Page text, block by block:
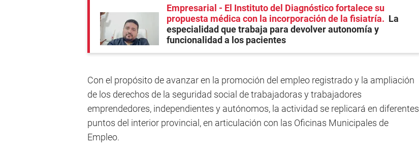
Empresarial - El Instituto del Diagnóstico fortalece su
propuesta médica con la incorporación de la fisiatría
La
especialidad que trabaja para devolver autonomía y
funcionalidad a los pacientes
Con el propósito de avanzar en la promoción del empleo registrado y la ampliación
de los derechos de la seguridad social de trabajadoras y trabajadores
emprendedores, independientes y autónomos, la actividad se replicará en diferentes
puntos del interior provincial, en articulación con las Oficinas Municipales de
Empleo.